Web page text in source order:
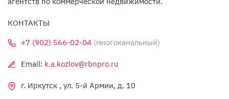
КОНТАКТЫ
+7 (902) 566-02-04 (многоканальный)
Email: k.a.kozlov@rbnpro.ru
г. Иркутск , ул. 5-й Армии, д. 10